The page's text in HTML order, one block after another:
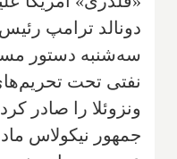
دونالد ترامپ
سه‌شنبه دستور
نفتی تحت
ونزوئلا را صادر
جمهور نیکولاس